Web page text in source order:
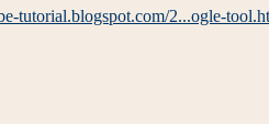
tutorial.blogspot.com/2...ogle-